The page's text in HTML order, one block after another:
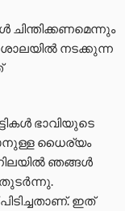
ചിന്തിക്കണമെന്നും
നടക്കുന്ന
ഭാവിയുടെ
ധൈര്യം
ഞങ്ങള്‍
ഇത്